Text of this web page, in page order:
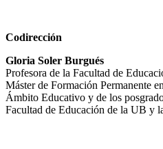
Codirección
Gloria Soler Burgués
Profesora de la Facultad de
Máster de Formación Permanente
Ámbito Educativo y de los
Facultad de Educación de la UB y